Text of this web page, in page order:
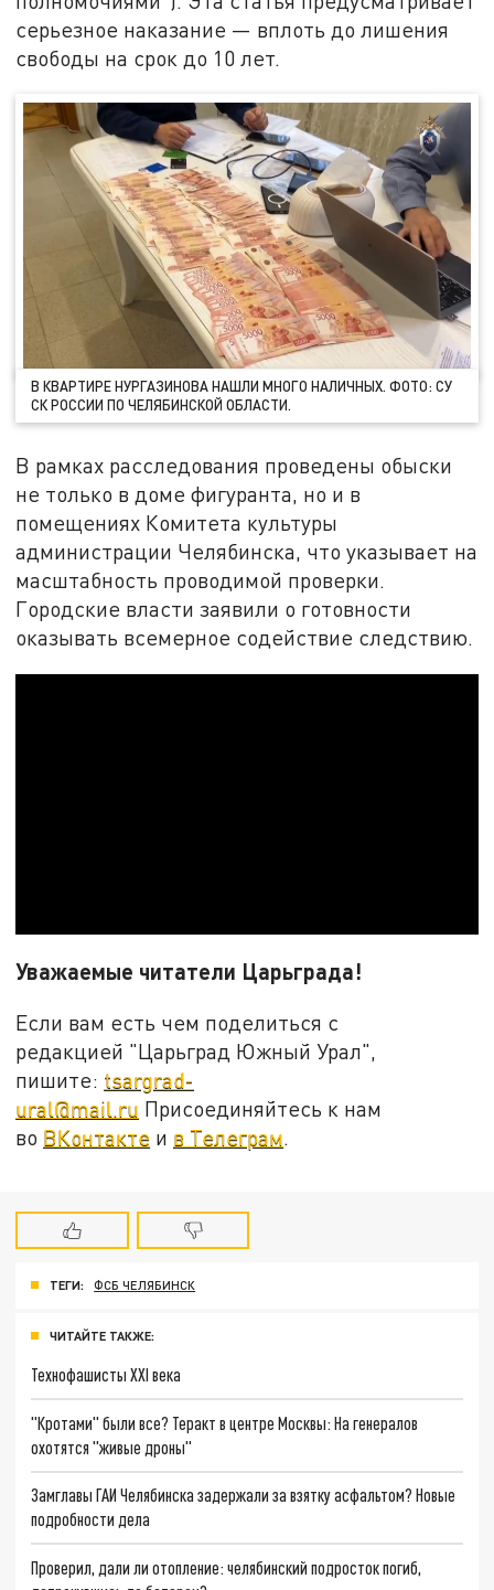
серьезное наказание — вплоть до лишения
свободы на срок до 10 лет.
В КВАРТИРЕ НУРГАЗИНОВА НАШЛИ МНОГО НАЛИЧНЫХ. ФОТО: СУ
СК РОССИИ ПО ЧЕЛЯБИНСКОЙ ОБЛАСТИ.
В рамках расследования проведены обыски
не только в доме фигуранта, но и в
помещениях Комитета культуры
администрации Челябинска, что указывает на
масштабность проводимой проверки.
Городские власти заявили о готовности
оказывать всемерное содействие следствию.
Уважаемые читатели Царьграда!
Если вам есть чем поделиться с
редакцией "Царьград Южный Урал",
пишите: tsargrad-
ural@mail.ru Присоединяйтесь к нам
во ВКонтакте и в Телеграм.
ТЕГИ: ФСБ ЧЕЛЯБИНСК
ЧИТАЙТЕ ТАКЖЕ:
Технофашисты XXI века
"Кротами" были все? Теракт в центре Москвы: На генералов
охотятся "живые дроны"
Замглавы ГАИ Челябинска задержали за взятку асфальтом? Новые
подробности дела
Проверил, дали ли отопление: челябинский подросток погиб,